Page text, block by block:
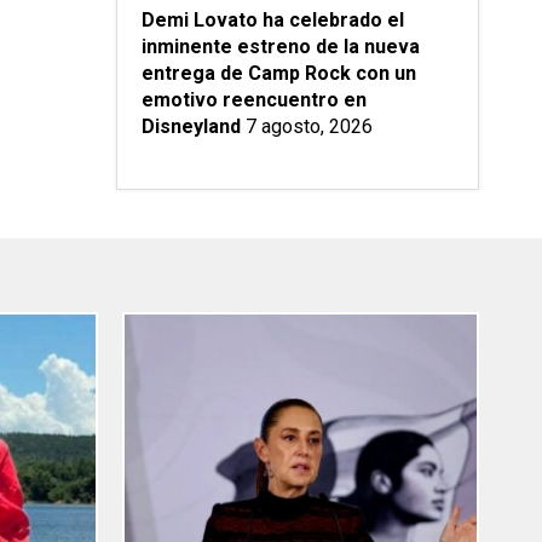
Demi Lovato ha celebrado el
inminente estreno de la nueva
entrega de Camp Rock con un
emotivo reencuentro en
Disneyland 7 agosto, 2026